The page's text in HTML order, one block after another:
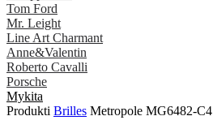
Tom Ford
Mr. Leight
Line Art Charmant
Anne&Valentin
Roberto Cavalli
Porsche
Mykita
Produkti Brilles Metropole MG6482-C4